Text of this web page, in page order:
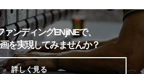
ンディングENjiNEで、
を実現してみませんか？
詳しく見る